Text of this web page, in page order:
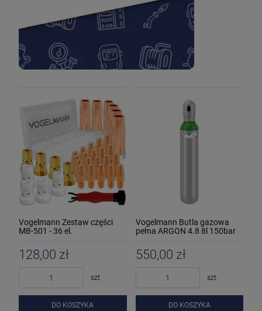
Vogelmann Zestaw części
MB-501 - 36 el.
128,00 zł
szt.
DO KOSZYKA
Vogelmann Butla gazowa
pełna ARGON 4.8 8l 150bar
550,00 zł
szt.
DO KOSZYKA